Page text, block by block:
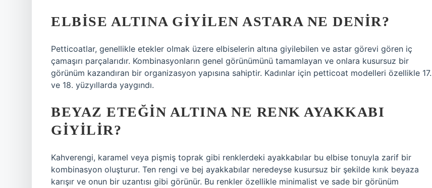
ELBISE ALTINA GIYILEN ASTARA NE DENIR?
Petticoatlar, genellikle etekler olmak üzere elbiselerin altına giyilebilen ve astar görevi gören iç
çamaşırı parçalarıdır. Kombinasyonların genel görünümünü tamamlayan ve onlara kusursuz bir
görünüm kazandıran bir organizasyon yapısına sahiptir. Kadınlar için petticoat modelleri özellikle 17.
ve 18. yüzyıllarda yaygındı.
BEYAZ ETEĞIN ALTINA NE RENK AYAKKABI
GIYILIR?
Kahverengi, karamel veya pişmiş toprak gibi renklerdeki ayakkabılar bu elbise tonuyla zarif bir
kombinasyon oluşturur. Ten rengi ve bej ayakkabılar neredeyse kusursuz bir şekilde kırık beyaza
karışır ve onun bir uzantısı gibi görünür. Bu renkler özellikle minimalist ve sade bir görünüm